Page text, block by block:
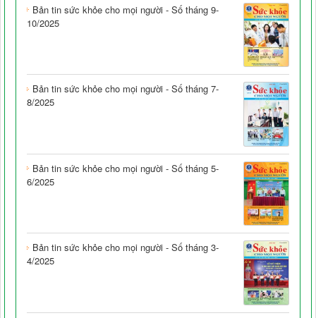
Bản tin sức khỏe cho mọi người - Số tháng 9-
10/2025
Bản tin sức khỏe cho mọi người - Số tháng 7-
8/2025
Bản tin sức khỏe cho mọi người - Số tháng 5-
6/2025
Bản tin sức khỏe cho mọi người - Số tháng 3-
4/2025